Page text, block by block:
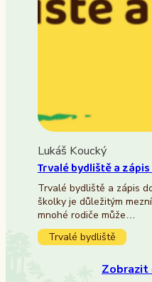
Lukáš Koucký
Trvalé bydliště a
Trvalé bydliště a zápis
školky je důležitým
mnohé rodiče může…
Trvalé bydliště
Zobrazit